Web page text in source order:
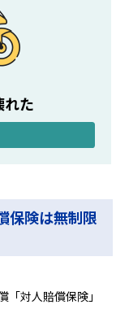
れた
保険は無制限
対人賠償保険」